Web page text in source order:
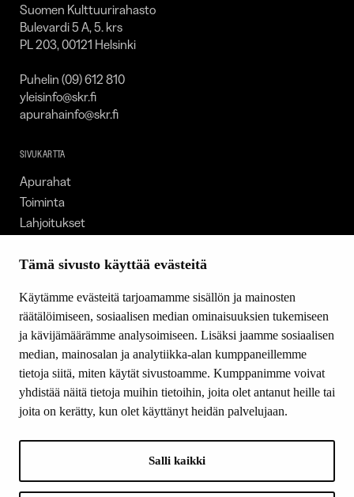
Tämä sivusto käyttää evästeitä
Käytämme evästeitä tarjoamamme sisällön ja mainosten
räätälöimiseen, sosiaalisen median ominaisuuksien tukemiseen
ja kävijämäärämme analysoimiseen. Lisäksi jaamme sosiaalisen
median, mainosalan ja analytiikka-alan kumppaneillemme
tietoja siitä, miten käytät sivustoamme. Kumppanimme voivat
yhdistää näitä tietoja muihin tietoihin, joita olet antanut heille tai
joita on kerätty, kun olet käyttänyt heidän palvelujaan.
Salli kaikki
Suomen Kulttuurirahasto
Bulevardi 5 A, 5. krs
PL 203, 00121 Helsinki
Puhelin (09) 612 810
yleisinfo@skr.fi
apurahainfo@skr.fi
SIVUKARTTA
Apurahat
Toiminta
Lahjoitukset
Ajankohtaista
Yhteystiedot
SEURAA MEITÄ
Facebook
Instagram
LinkedIn